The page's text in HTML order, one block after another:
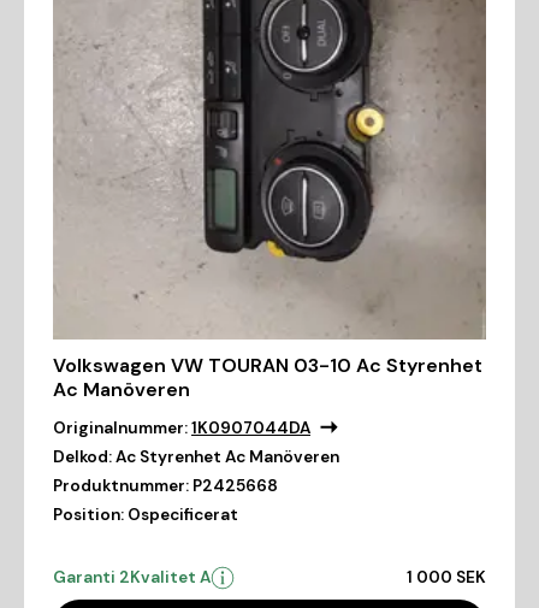
Volkswagen VW TOURAN 03-10 Ac Styrenhet
Ac Manöveren
Originalnummer:1K0907044DA
Delkod:Ac Styrenhet Ac Manöveren
Produktnummer: P2425668
Position: Ospecificerat
Garanti 2Kvalitet A 1 000 SEK